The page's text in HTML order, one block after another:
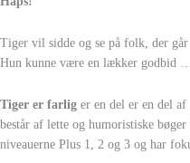
Tiger vil sidde og se på folk, der
Hun kunne være en lækker godbid
Tiger er farlig er en del er en del af
består af lette og humoristiske
niveauerne Plus 1, 2 og 3 og har